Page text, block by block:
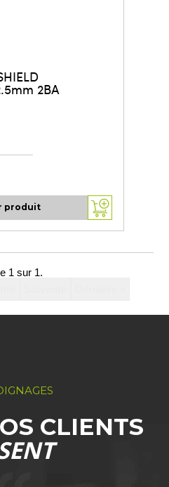
2BA
produit
1 sur 1.
CLIENTS